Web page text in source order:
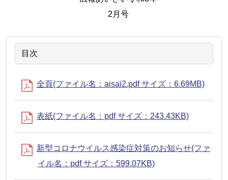
2月号
目次
全頁(ファイル名：aisai2.pdf サイズ：6.69MB)
表紙(ファイル名：pdf サイズ：243.43KB)
新型コロナウイルス感染症対策のお知らせ(ファ
イル名：pdf サイズ：599.07KB)